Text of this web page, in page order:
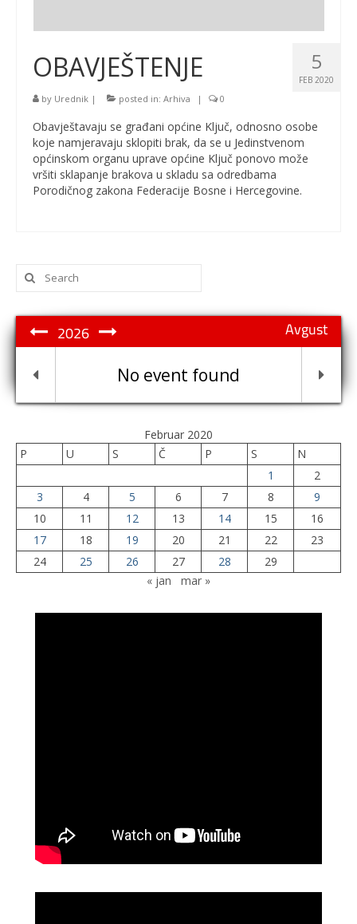
5
FEB 2020
OBAVJEŠTENJE
by Urednik | posted in: Arhiva | 0
Obavještavaju se građani općine Ključ, odnosno osobe
koje namjeravaju sklopiti brak, da se u Jedinstvenom
općinskom organu uprave općine Ključ ponovo može
vršiti sklapanje brakova u skladu sa odredbama
Porodičnog zakona Federacije Bosne i Hercegovine.
Search
for:
Avgust
2026
No event found
Februar 2020
P
U S Č P S
N
1
2
3
4 5 6 7 8
9
10
11 12 13 14 15
16
17
18 19 20 21 22
23
24
25 26 27 28
29
« jan
mar »